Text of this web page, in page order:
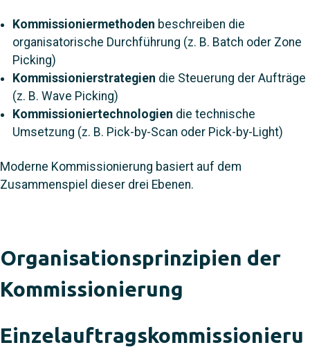
Kommissioniermethoden beschreiben die
organisatorische Durchführung (z. B. Batch oder Zone
Picking)
Kommissionierstrategien die Steuerung der Aufträge
(z. B. Wave Picking)
Kommissioniertechnologien die technische
Umsetzung (z. B. Pick-by-Scan oder Pick-by-Light)
Moderne Kommissionierung basiert auf dem
Zusammenspiel dieser drei Ebenen.
Organisationsprinzipien der
Kommissionierung
Einzelauftragskommissionieru